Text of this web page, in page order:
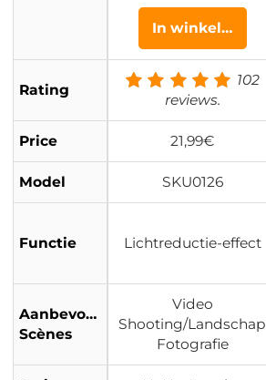
HD Variabel ND Filte
r Neutrale Dichtheid
Instelbaar Filter Nan
o B Serie
In winkelwagen
Rating
102
reviews.
Price 21,99€
Model SKU0126
Functie Lichtreductie-effect
Aanbevolen
Scènes
Video
Shooting/Landschap
Fotografie